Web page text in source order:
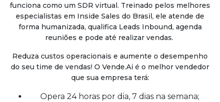
funciona como um SDR virtual. Treinado pelos melhores
especialistas em Inside Sales do Brasil, ele atende de
forma humanizada, qualifica Leads Inbound, agenda
reuniões e pode até realizar vendas.
Reduza custos operacionais e aumente o desempenho
do seu time de vendas! O Vende.Ai é o melhor vendedor
que sua empresa terá:
Opera 24 horas por dia, 7 dias na semana;